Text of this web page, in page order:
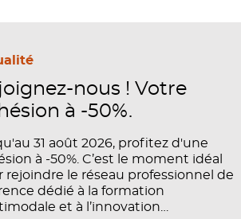
nous ! Votre
à -50%.
31 août 2026, profitez d'une
à -50%. C’est le moment idéal
rejoindre le réseau professionnel de
dédié à la formation
et à l’innovation